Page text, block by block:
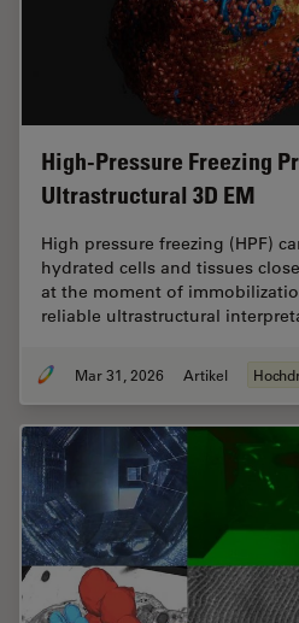
High-Pressure Freezing
Ultrastructural 3D EM
High pressure freezing (HPF)
hydrated cells and tissues
at the moment of
reliable ultrastructural
Mar 31, 2026 Artikel